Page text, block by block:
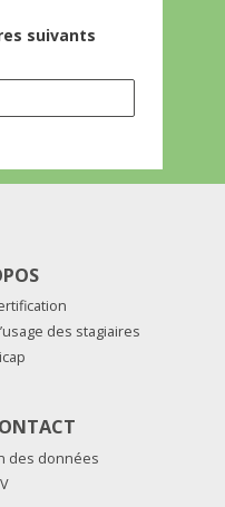
suivants
des stagiaires
des données